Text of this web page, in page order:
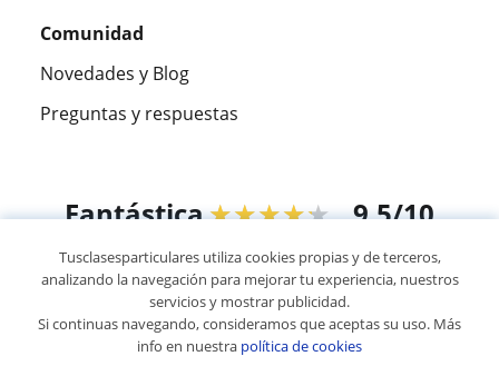
Comunidad
Novedades y Blog
Preguntas y respuestas
Fantástica★★★★★ 9,5/10
305915opiniones de alumnos
© 2007 - 2026 Tus clases particulares
Tusclasesparticulares utiliza cookies propias y de terceros,
analizando la navegación para mejorar tu experiencia, nuestros
servicios y mostrar publicidad.
Si continuas navegando, consideramos que aceptas su uso. Más
info en nuestra política de cookies